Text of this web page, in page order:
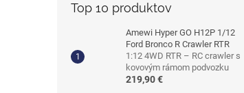
Top 10 produktov
Amewi Hyper GO H12P 1/12
Ford Bronco R Crawler RTR
1:12 4WD RTR – RC crawler s
kovovým rámom podvozku
219,90 €